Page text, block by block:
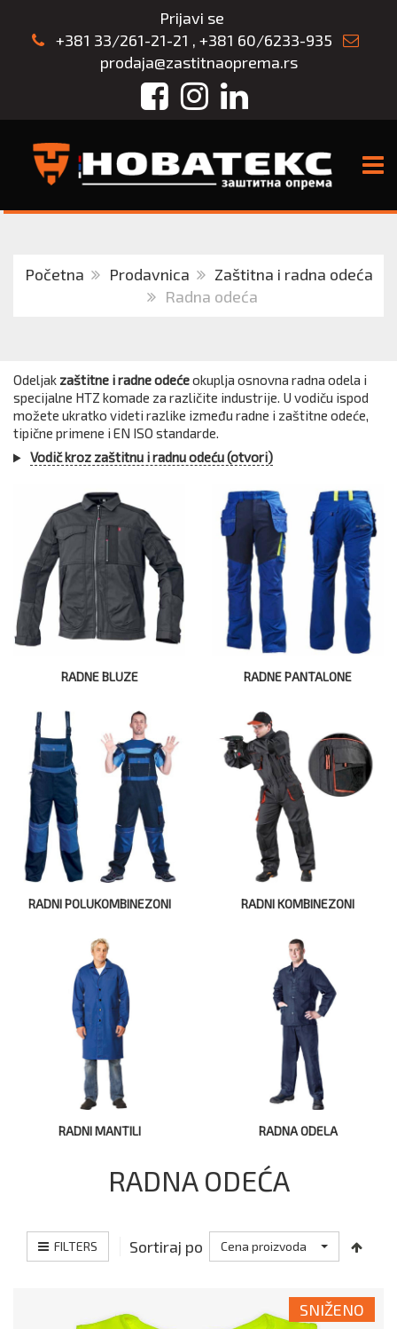
Prijavi se
+381 33/261-21-21 , +381 60/6233-935
prodaja@zastitnaoprema.rs
FacebookInstagram
LinkedIn
Početna Prodavnica
Zaštitna i radna odeća
Radna odeća
Odeljak zaštitne i radne odećeokuplja osnovna radna odela i
specijalne HTZ komade za različite industrije. U vodiču ispod
možete ukratko videti razlike između radne i zaštitne odeće,
tipične primene i EN ISO standarde.
Vodič kroz zaštitnu i radnu odeću (otvori)
RADNE BLUZE RADNE PANTALONE
RADNI POLUKOMBINEZONI RADNI KOMBINEZONI
RADNI MANTILI RADNA ODELA
RADNA ODEĆA
FILTERS Sortiraj po Cena proizvoda
SNIŽENO